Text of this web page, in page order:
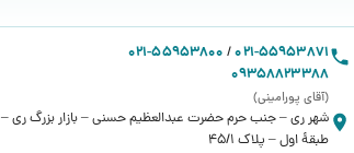
021-55953871
/
021-55953800
09358823388
(آقای پورامینی)
شهر ری – جنب حرم حضرت عبدالعظیم حسنی – بازار بزرگ ری –
طبقۀ اول – پلاک ۴۵/۱